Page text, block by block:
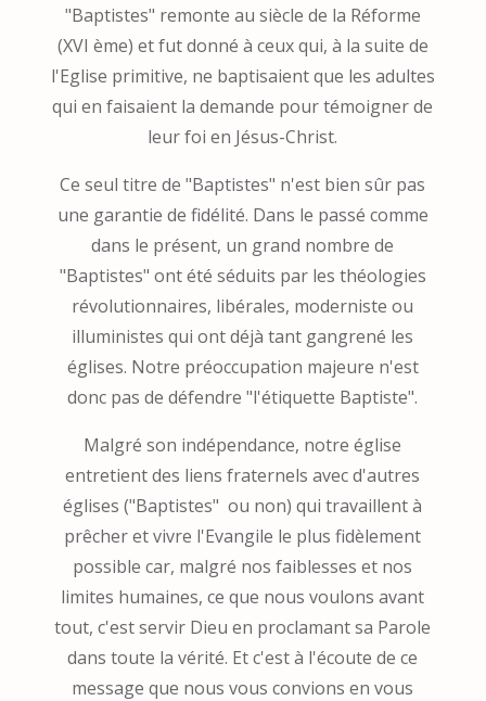
"Baptistes" remonte au siècle de la Réforme
(XVI ème) et fut donné à ceux qui, à la suite de
l'Eglise primitive, ne baptisaient que les adultes
qui en faisaient la demande pour témoigner de
leur foi en Jésus-Christ.
Ce seul titre de "Baptistes" n'est bien sûr pas
une garantie de fidélité. Dans le passé comme
dans le présent, un grand nombre de
"Baptistes" ont été séduits par les théologies
révolutionnaires, libérales, moderniste ou
illuministes qui ont déjà tant gangrené les
églises. Notre préoccupation majeure n'est
donc pas de défendre "l'étiquette Baptiste".
Malgré son indépendance, notre église
entretient des liens fraternels avec d'autres
églises ("Baptistes" ou non) qui travaillent à
prêcher et vivre l'Evangile le plus fidèlement
possible car, malgré nos faiblesses et nos
limites humaines, ce que nous voulons avant
tout, c'est servir Dieu en proclamant sa Parole
dans toute la vérité. Et c'est à l'écoute de ce
message que nous vous convions en vous